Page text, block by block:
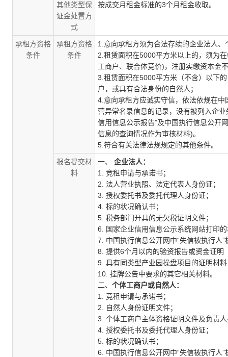
其他类型保
证金处置方
式
按成交月租金标准的3个月租金收取。
承租方资格
条件
承租方资格
条件
1.意向承租方须为合法存续的企业法人
2. 租赁面积在5000平方米以上的，须为
工商户、联合体竞价)，注册实缴资本金
3. 租赁面积在5000平方米 （不含）以下
户，或具有合法身份的自然人；
4.意向承租方应诚实守信，依法依规在
营异常名录信息的记录，没有被列入企
信用信息公示报告”及中国执行信息公开
信息的查询情况作为审核材料)。
5.符合有关法律法规规定的其他条件。
报名提交材
料
一、 企业法人：
1. 竞租申请与承诺书；
2. 法人营业执照、法定代表人身份证；
3. 授权委托书及委托代理人身份证；
4. 标的状况确认书；
5. 税务部门开具的无欠税证明文件；
6. 国家企业信用信息公示系统网站打印
7. 中国执行信息公开网中“失信被执行人
8. 提供6个月以内的验资报告或资金证明
9. 具有同类型产业园操盘项目的证明材料
10. 挂牌公告中要求的其它相关材料。
二、 个体工商户或自然人：
1. 竞租申请与承诺书；
2. 自然人身份证明文件；
3. 个体工商户主体资格证明文件及负责
4. 授权委托书及委托代理人身份证；
5. 标的状况确认书；
6. 中国执行信息公开网中“失信被执行人